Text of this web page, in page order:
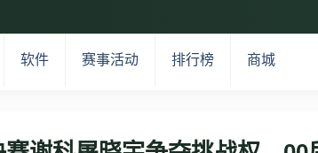
软件 赛事活动 排行榜 商城